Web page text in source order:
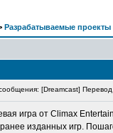
Разрабатываемые проекты
[Dreamcast]
игра от Climax
изданных игр.